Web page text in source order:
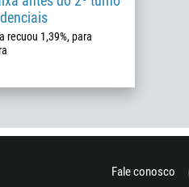
recuou 1,39%, para
Fale conosco